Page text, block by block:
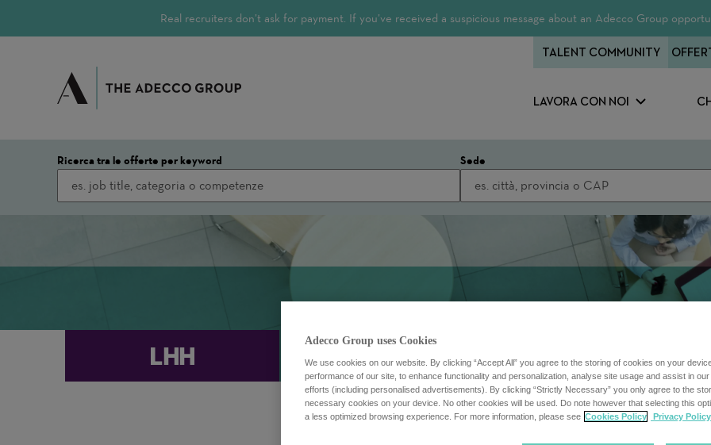
Real recruiters don’t ask for payment. If you’ve received a suspicious message about an Adecco Group
LAVORA CON NOI
TALENT COMMUNITY
Ricerca tra le offerte per keyword Sede
Adecco Group uses Cookies
We use cookies on our website. By clicking “Accept All” you agree to the storing of cookies on your
performance of our site, to enhance functionality and personalization, analyse site usage and assist in
efforts (including personalised advertisements). By clicking “Strictly Necessary” you only agree to the
necessary cookies on your device. No other cookies will be used. Do note however that selecting this
a less optimized browsing experience. For more information, please see Cookies Policy Privacy Policy